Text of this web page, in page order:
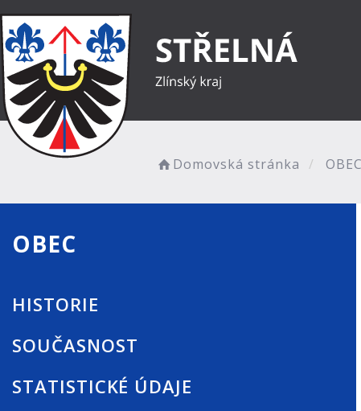
Domovská stránka OBEC
OBEC
HISTORIE
SOUČASNOST
STATISTICKÉ ÚDAJE